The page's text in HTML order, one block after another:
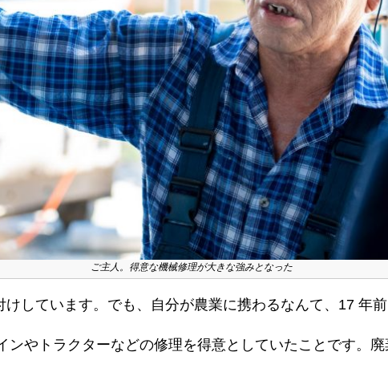
ご主人。得意な機械修理が大きな強みとなった
しています。でも、自分が農業に携わるなんて、17 年
ンやトラクターなどの修理を得意としていたことです。